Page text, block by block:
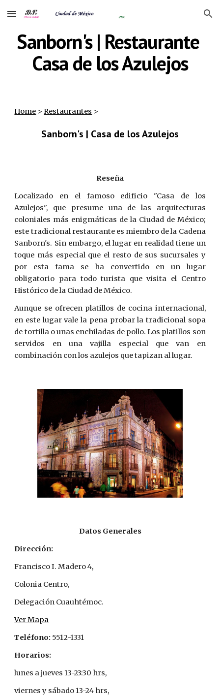
Skip to main content Skip to navigation
Sanborn's | Restaurante
Casa de los Azulejos
Home ‎ > ‎Restaurantes ‎ >
Sanborn's | Casa de los Azulejos
Reseña
Localizado en el famoso edificio "Casa de los
Azulejos", que presume una de las arquitecturas
coloniales más enigmáticas de la Ciudad de México;
este tradicional restaurante es miembro de la Cadena
Sanborn's. Sin embargo, el lugar en realidad tiene un
toque más especial que el resto de sus sucursales y
por esta fama se ha convertido en un lugar
obligatorio para todo turista que visita el Centro
Histórico de la Ciudad de México.
Aunque se ofrecen platillos de cocina internacional,
en este lugar vale la pena probar la tradicional sopa
de tortilla o unas enchiladas de pollo. Los platillos son
servidos en una vajilla especial que van en
combinación con los azulejos que tapizan al lugar.
Datos Generales
Dirección:
Francisco I. Madero 4,
Colonia Centro,
Delegación Cuauhtémoc.
Ver Mapa
Teléfono: 5512-1331
Horarios:
lunes a jueves 13-23:30 hrs,
viernes y sábado 13-24 hrs,